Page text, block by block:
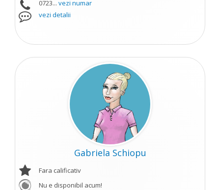
0723... vezi numar
vezi detalii
Gabriela Schiopu
Fara calificativ
Nu e disponibil acum!